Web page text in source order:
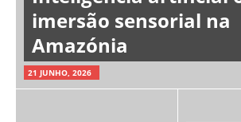
imersão sensorial na
Amazónia
21 JUNHO, 2026